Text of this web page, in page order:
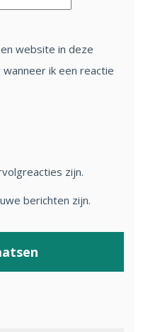
website in deze
ik een reactie
zijn.
berichten zijn.